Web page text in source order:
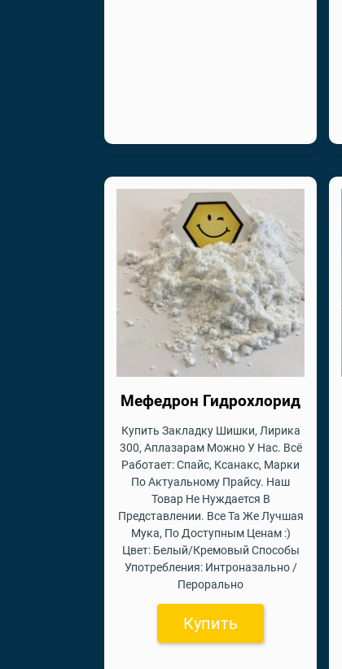
Мефедрон Гидрохлорид
Купить Закладку Шишки, Лирика
300, Аплазарам Можно У Нас. Всё
Работает: Спайс, Ксанакс, Марки
По Актуальному Прайсу. Наш
Товар Не Нуждается В
Представлении. Все Та Же Лучшая
Мука, По Доступным Ценам :)
Цвет: Белый/Кремовый Способы
Употребления: Интроназально /
Перорально
Купить